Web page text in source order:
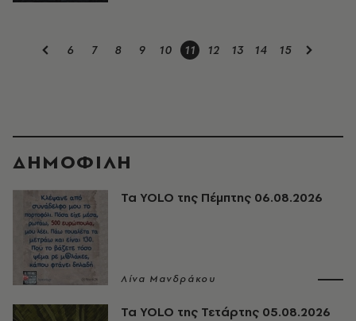
6 7 8 9 10 11 12 13 14 15
ΔΗΜΟΦΙΛΗ
Τα YOLO της Πέμπτης 06.08.2026
Λίνα Μανδράκου
Τα YOLO της Τετάρτης 05.08.2026